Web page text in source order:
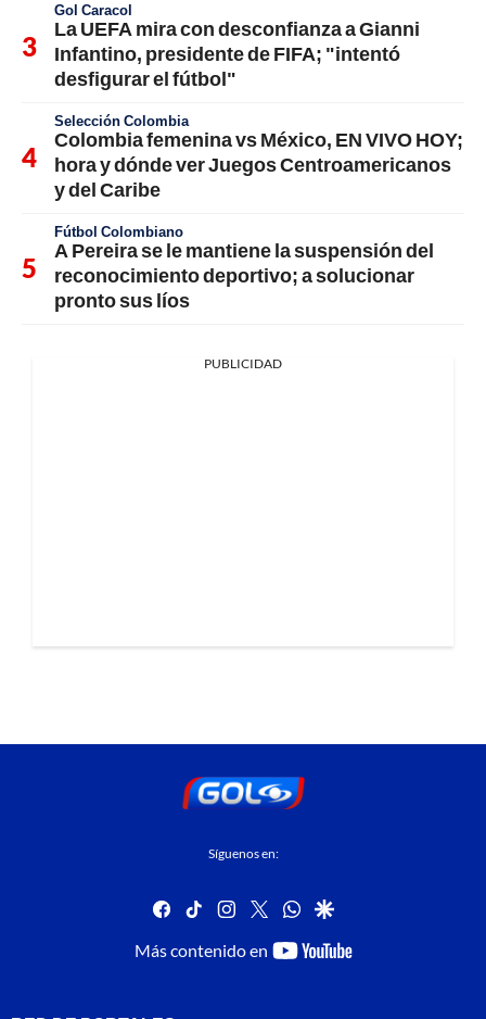
Gol Caracol
La UEFA mira con desconfianza a Gianni
Infantino, presidente de FIFA; "intentó
desfigurar el fútbol"
Selección Colombia
Colombia femenina vs México, EN VIVO HOY;
hora y dónde ver Juegos Centroamericanos
y del Caribe
Fútbol Colombiano
A Pereira se le mantiene la suspensión del
reconocimiento deportivo; a solucionar
pronto sus líos
PUBLICIDAD
Síguenos en:
facebook
tiktok instagram
twitterwhatsapp
google
Más contenido en
youtube-